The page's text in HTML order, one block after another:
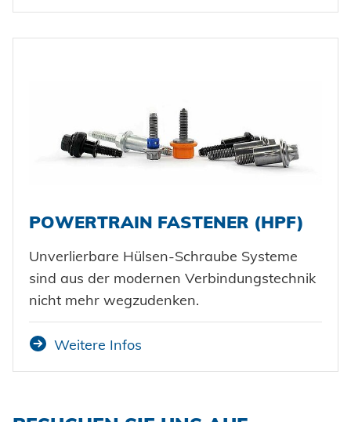
POWERTRAIN FASTENER (HPF)
Unverlierbare Hülsen-Schraube Systeme
sind aus der modernen Verbindungstechnik
nicht mehr wegzudenken.
Weitere Infos